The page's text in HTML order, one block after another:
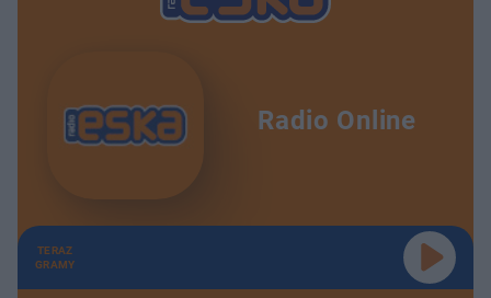
Radio Online
TERAZ
GRAMY